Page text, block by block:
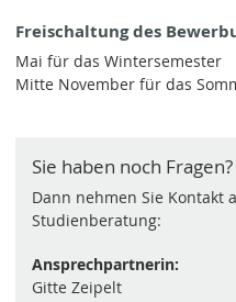
Freischaltung des
Mai für das Wintersemester
Mitte November für das
Sie haben noch Fragen?
Dann nehmen Sie Kontakt
Studienberatung:
Ansprechpartnerin:
Gitte Zeipelt